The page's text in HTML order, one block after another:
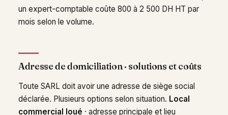
un expert-comptable coûte 800 à 2 500 DH HT par
mois selon le volume.
Adresse de domiciliation · solutions et coûts
Toute SARL doit avoir une adresse de siège social
déclarée. Plusieurs options selon situation. Local
commercial loué · adresse principale et lieu